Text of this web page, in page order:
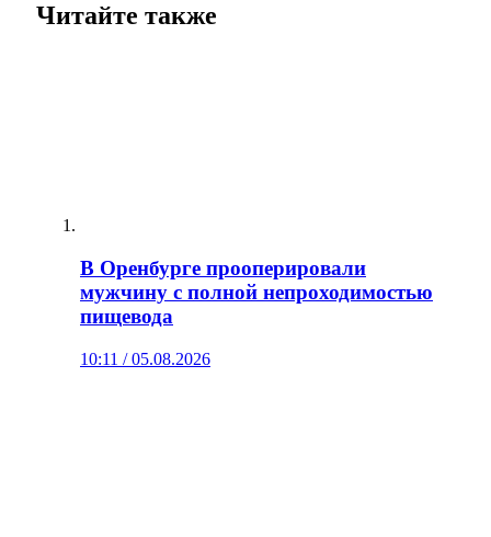
Читайте также
В Оренбурге прооперировали
мужчину с полной непроходимостью
пищевода
10:11 / 05.08.2026